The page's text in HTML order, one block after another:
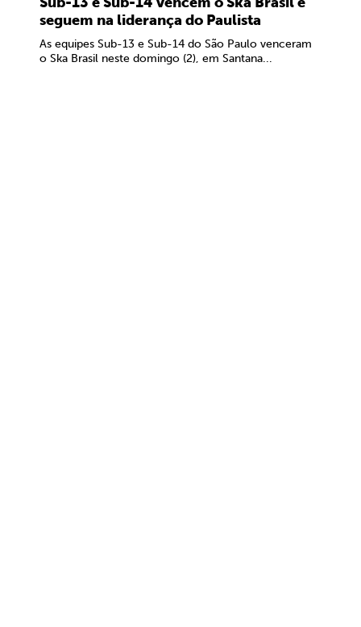
seguem na liderança do Paulista
As equipes Sub-13 e Sub-14 do São Paulo venceram
o Ska Brasil neste domingo (2), em Santana...